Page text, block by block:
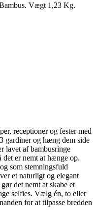
Vægt 1,23 Kg.
receptioner og fester med
gardiner og hæng dem side
lavet af bambusringe
det er nemt at hænge op.
som stemningsfuld
et naturligt og elegant
det nemt at skabe et
selfies. Vælg én, to eller
for at tilpasse bredden